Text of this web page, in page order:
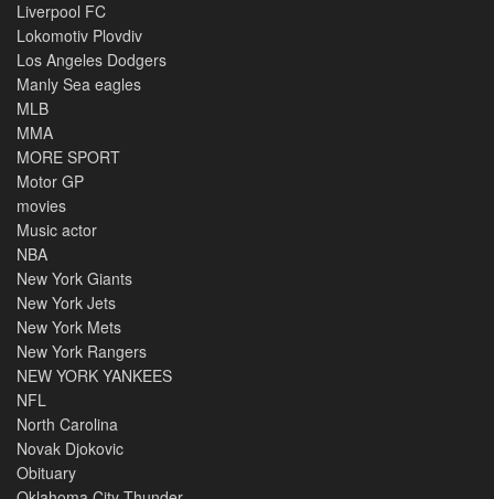
Liverpool FC
Lokomotiv Plovdiv
Los Angeles Dodgers
Manly Sea eagles
MLB
MMA
MORE SPORT
Motor GP
movies
Music actor
NBA
New York Giants
New York Jets
New York Mets
New York Rangers
NEW YORK YANKEES
NFL
North Carolina
Novak Djokovic
Obituary